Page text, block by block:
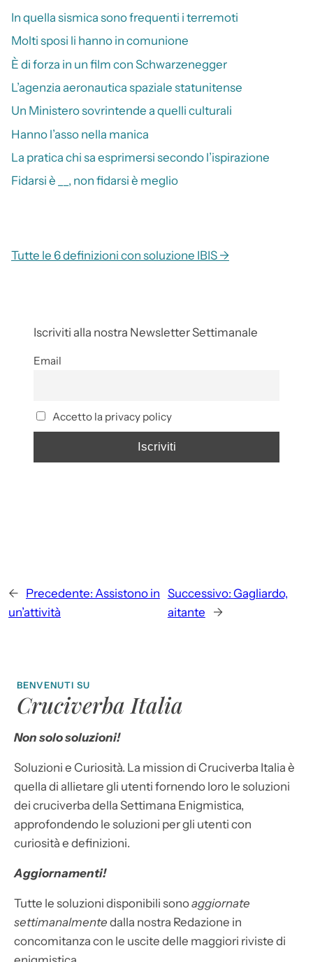
In quella sismica sono frequenti i terremoti
Molti sposi li hanno in comunione
È di forza in un film con Schwarzenegger
L’agenzia aeronautica spaziale statunitense
Un Ministero sovrintende a quelli culturali
Hanno l’asso nella manica
La pratica chi sa esprimersi secondo l’ispirazione
Fidarsi è __, non fidarsi è meglio
Tutte le 6 definizioni con soluzione IBIS →
Iscriviti alla nostra Newsletter Settimanale
Email
Accetto la privacy policy
← Precedente: Assistono in
un’attività
Successivo: Gagliardo,
aitante
→
BENVENUTI SU
Cruciverba Italia
Non solo soluzioni!
Soluzioni e Curiosità. La mission di Cruciverba Italia è
quella di allietare gli utenti fornendo loro le soluzioni
dei cruciverba della Settimana Enigmistica,
approfondendo le soluzioni per gli utenti con
curiosità e definizioni.
Aggiornamenti!
Tutte le soluzioni disponibili sonoaggiornate
settimanalmente dalla nostra Redazione in
concomitanza con le uscite delle maggiori riviste di